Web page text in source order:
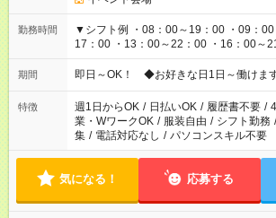
勤務時間
▼シフト例 ・08：00～19：00 ・09：
17：00 ・13：00～22：00 ・16：00～21：00 など多
仕事により勤務時間が異なります
期間 即日～OK！ ◆お好きな日1日～働けます
特徴 週1日からOK / 日払いOK / 履歴書不要 /
業・WワークOK / 服装自由 / シフト勤務 /
集 / 電話対応なし / パソコンスキル不要
気になる！ 応募する